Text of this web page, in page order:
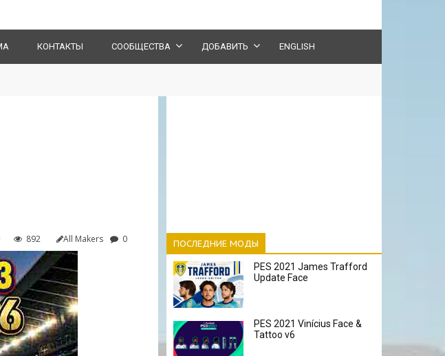
КОНТАКТЫ СООБЩЕСТВА ДОБАВИТЬ ENGLISH
892 All Makers 0 ПОСЛЕДНИЕ МОДЫ
PES 2021 James Trafford
Update Face
PES 2021 Vinícius Face &
Tattoo v6